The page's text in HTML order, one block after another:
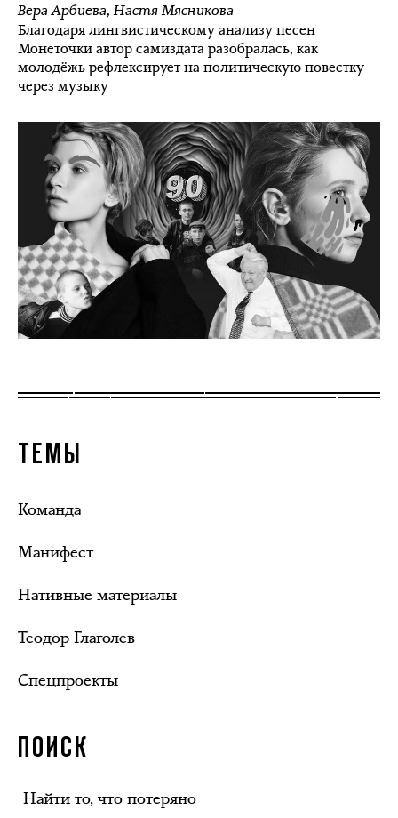
Вера Арбиева,Настя Мясникова
Благодаря лингвистическому анализу песен
Монеточки автор самиздата разобралась, как
молодёжь рефлексирует на политическую повестку
через музыку
ТЕМЫ
Команда
Манифест
Нативные материалы
Теодор Глаголев
Спецпроекты
ПОИСК